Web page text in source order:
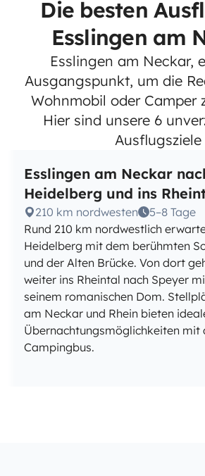
Die besten
Esslingen am
Esslingen am Neckar,
Ausgangspunkt, um die
Wohnmobil oder Camper
Hier sind unsere 6
Ausflugsziele
Esslingen am Neckar
Heidelberg und ins
210 km nordwesten
5–8 Tage
Rund 210 km nordwestlich
Heidelberg mit dem berühmten
und der Alten Brücke. Von dort
weiter ins Rheintal nach Speyer
seinem romanischen Dom.
am Neckar und Rhein bieten
Übernachtungsmöglichkeiten mit
Campingbus.